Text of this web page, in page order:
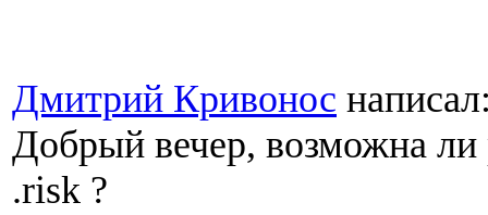
Дмитрий Кривонос
Добрый вечер, возможна
.risk ?